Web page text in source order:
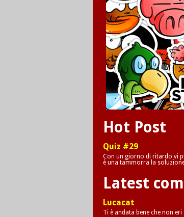
Hot Post
Quiz #29
Con un giorno di ritardo vi
è una tammorra la
Latest
Lucacat
Ti è andata bene che non